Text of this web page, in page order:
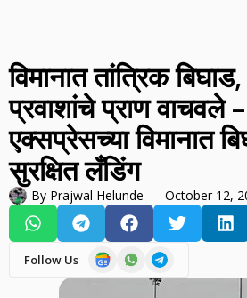
विमानात तांत्रिक
प्रवाशांचे प्राण वाचवले
एक्सप्रेसच्या विमानात
सुरक्षित लँडिंग
By Prajwal Helunde — October 12,
Follow Us